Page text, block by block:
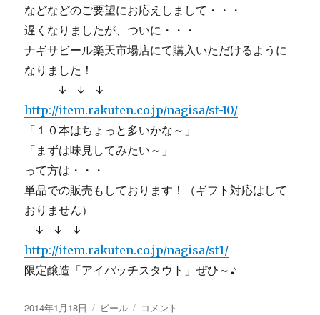
などなどのご要望にお応えしまして・・・
遅くなりましたが、ついに・・・
ナギサビール楽天市場店にて購入いただけるように
なりました！
↓ ↓ ↓
http://item.rakuten.co.jp/nagisa/st-10/
「１０本はちょっと多いかな～」
「まずは味見してみたい～」
って方は・・・
単品での販売もしております！（ギフト対応はして
おりません）
↓ ↓ ↓
http://item.rakuten.co.jp/nagisa/st1/
限定醸造「アイパッチスタウト」ぜひ～♪
投
2014年1月18日
カ
ビール
【画
コメント